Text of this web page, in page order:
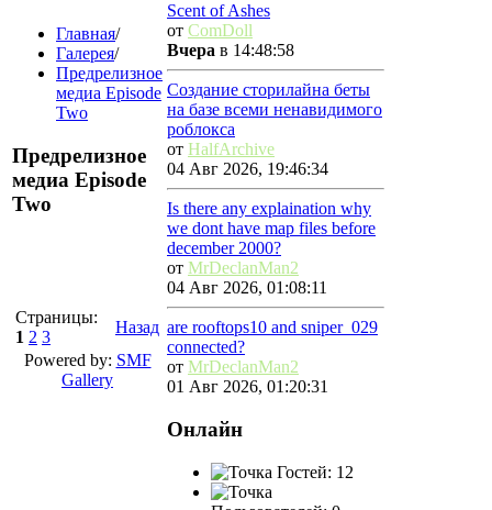
Главная/
Галерея/
Предрелизное
медиа Episode
Two
Предрелизное
медиа Episode
Two
Страницы:
1 2 3
Назад
Powered by: SMF
Gallery
Scent of Ashes
от ComDoll
Вчера в 14:48:58
Создание сторилайна беты
на базе всеми ненавидимого
роблокса
от HalfArchive
04 Авг 2026, 19:46:34
Is there any explaination why
we dont have map files before
december 2000?
от MrDeclanMan2
04 Авг 2026, 01:08:11
are rooftops10 and sniper_029
connected?
от MrDeclanMan2
01 Авг 2026, 01:20:31
Онлайн
Гостей: 12